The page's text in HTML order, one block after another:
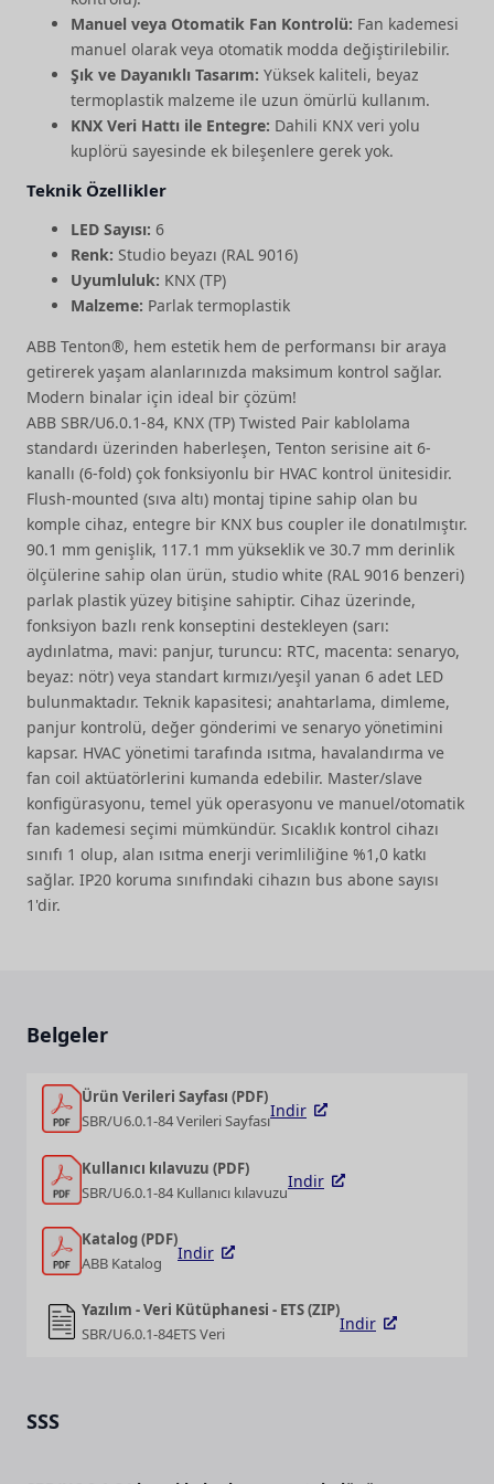
Manuel veya Otomatik Fan Kontrolü: Fan kademesi
manuel olarak veya otomatik modda değiştirilebilir.
Şık ve Dayanıklı Tasarım: Yüksek kaliteli, beyaz
termoplastik malzeme ile uzun ömürlü kullanım.
KNX Veri Hattı ile Entegre: Dahili KNX veri yolu
kuplörü sayesinde ek bileşenlere gerek yok.
Teknik Özellikler
LED Sayısı: 6
Renk: Studio beyazı (RAL 9016)
Uyumluluk: KNX (TP)
Malzeme: Parlak termoplastik
ABB Tenton®, hem estetik hem de performansı bir araya
getirerek yaşam alanlarınızda maksimum kontrol sağlar.
Modern binalar için ideal bir çözüm!
ABB SBR/U6.0.1-84, KNX (TP) Twisted Pair kablolama
standardı üzerinden haberleşen, Tenton serisine ait 6-
kanallı (6-fold) çok fonksiyonlu bir HVAC kontrol ünitesidir.
Flush-mounted (sıva altı) montaj tipine sahip olan bu
komple cihaz, entegre bir KNX bus coupler ile donatılmıştır.
90.1 mm genişlik, 117.1 mm yükseklik ve 30.7 mm derinlik
ölçülerine sahip olan ürün, studio white (RAL 9016 benzeri)
parlak plastik yüzey bitişine sahiptir. Cihaz üzerinde,
fonksiyon bazlı renk konseptini destekleyen (sarı:
aydınlatma, mavi: panjur, turuncu: RTC, macenta: senaryo,
beyaz: nötr) veya standart kırmızı/yeşil yanan 6 adet LED
bulunmaktadır. Teknik kapasitesi; anahtarlama, dimleme,
panjur kontrolü, değer gönderimi ve senaryo yönetimini
kapsar. HVAC yönetimi tarafında ısıtma, havalandırma ve
fan coil aktüatörlerini kumanda edebilir. Master/slave
konfigürasyonu, temel yük operasyonu ve manuel/otomatik
fan kademesi seçimi mümkündür. Sıcaklık kontrol cihazı
sınıfı 1 olup, alan ısıtma enerji verimliliğine %1,0 katkı
sağlar. IP20 koruma sınıfındaki cihazın bus abone sayısı
1'dir.
Belgeler
Ürün Verileri Sayfası (PDF)
SBR/U6.0.1-84 Verileri Sayfası
Indir
Kullanıcı kılavuzu (PDF)
SBR/U6.0.1-84 Kullanıcı kılavuzu
Indir
Katalog (PDF)
ABB Katalog
Indir
Yazılım - Veri Kütüphanesi - ETS (ZIP)
SBR/U6.0.1-84ETS Veri
Indir
SSS